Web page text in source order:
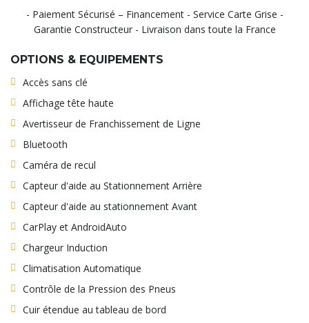
- Paiement Sécurisé – Financement - Service Carte Grise -
Garantie Constructeur - Livraison dans toute la France
OPTIONS & EQUIPEMENTS
Accès sans clé
Affichage tête haute
Avertisseur de Franchissement de Ligne
Bluetooth
Caméra de recul
Capteur d'aide au Stationnement Arrière
Capteur d'aide au stationnement Avant
CarPlay et AndroidAuto
Chargeur Induction
Climatisation Automatique
Contrôle de la Pression des Pneus
Cuir étendue au tableau de bord